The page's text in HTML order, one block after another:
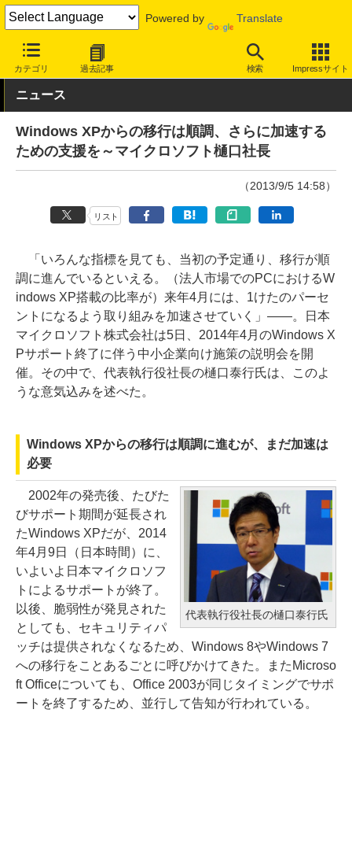
Powered by Translate
カテゴリ 過去記事 検索 Impressサイト
INTERNET Watch トピック サポート終了
ニュース
Windows XPからの移行は順調、さらに加速する
ための支援を～マイクロソフト樋口社長
（2013/9/5 14:58）
リスト
「いろんな指標を見ても、当初の予定通り、移行が順
調に進んでいるといえる。（法人市場でのPCにおけるW
indows XP搭載の比率が）来年4月には、1けたのパーセ
ントになるよう取り組みを加速させていく」――。日本
マイクロソフト株式会社は5日、2014年4月のWindows X
Pサポート終了に伴う中小企業向け施策の説明会を開
催。その中で、代表執行役社長の樋口泰行氏は、このよ
うな意気込みを述べた。
Windows XPからの移行は順調に進むが、まだ加速は
必要
代表執行役社長の樋口泰行氏
2002年の発売後、たびた
びサポート期間が延長され
たWindows XPだが、2014
年4月9日（日本時間）に、
いよいよ日本マイクロソフ
トによるサポートが終了。
以後、脆弱性が発見された
としても、セキュリティパ
ッチは提供されなくなるため、Windows 8やWindows 7
への移行をことあるごとに呼びかけてきた。またMicroso
ft Officeについても、Office 2003が同じタイミングでサポ
ートを終了するため、並行して告知が行われている。